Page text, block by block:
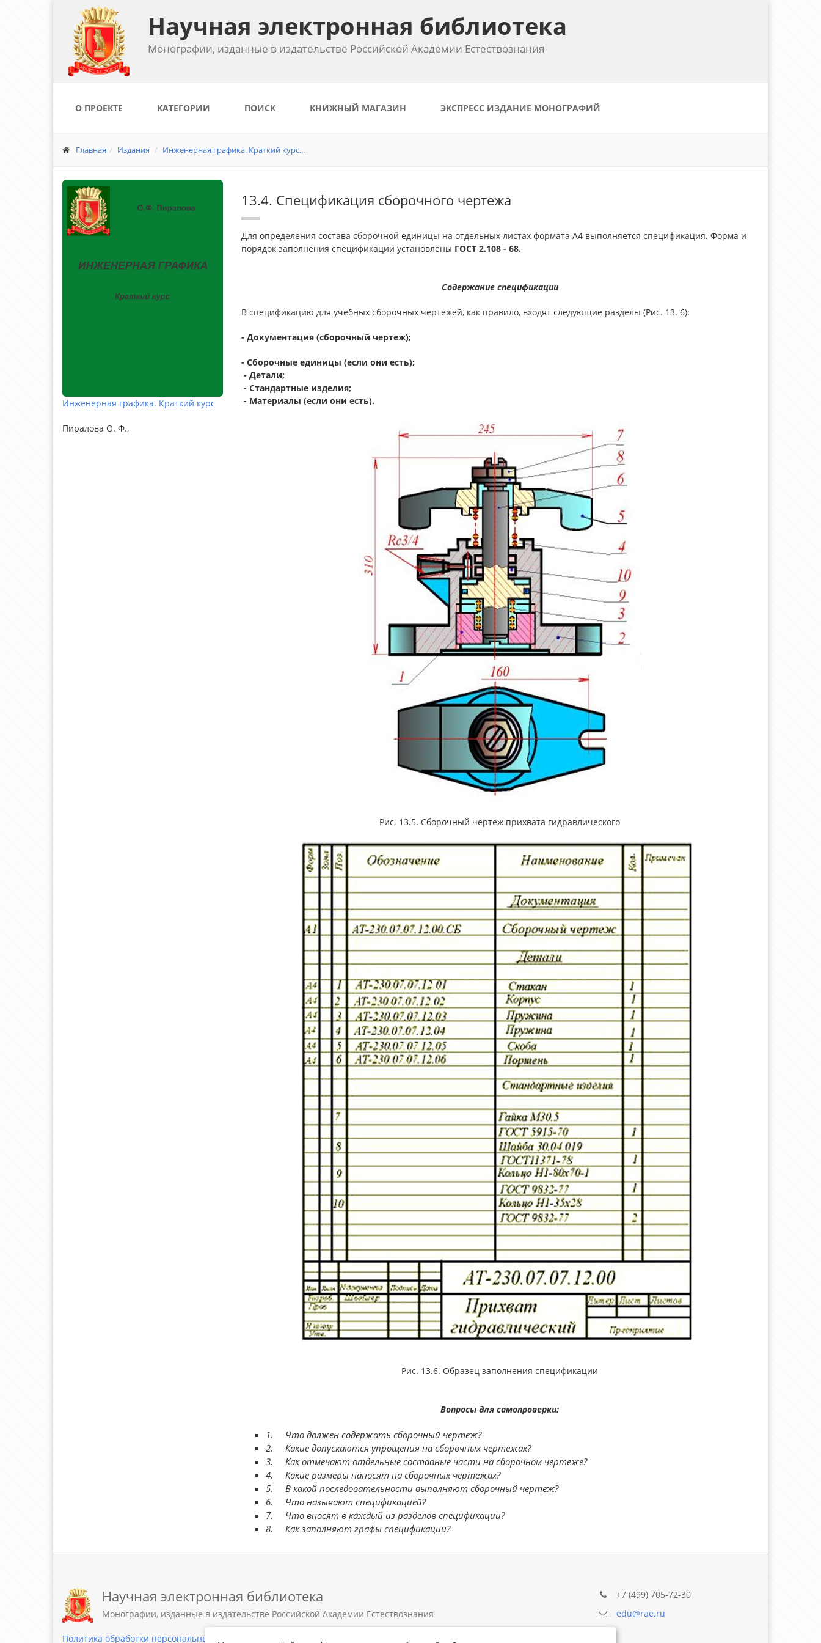
Научная электронная библиотека
Монографии, изданные в издательстве Российской Академии Естествознания
О ПРОЕКТЕ КАТЕГОРИИ ПОИСК КНИЖНЫЙ МАГАЗИН ЭКСПРЕСС ИЗДАНИЕ МОНОГРАФИЙ
Главная Издания Инженерная графика. Краткий курс...
Инженерная графика. Краткий курс
Пиралова О. Ф.,
13.4. Спецификация сборочного чертежа
Для определения состава сборочной единицы на отдельных листах формата А4 выполняется спецификация. Форма и
порядок заполнения спецификации установлены ГОСТ 2.108 - 68.
Содержание спецификации
В спецификацию для учебных сборочных чертежей, как правило, входят следующие разделы (Рис. 13. 6):
- Документация (сборочный чертеж);
- Сборочные единицы (если они есть);
- Детали;
- Стандартные изделия;
- Материалы (если они есть).
Рис. 13.5. Сборочный чертеж прихвата гидравлического
Рис. 13.6. Образец заполнения спецификации
Вопросы для самопроверки:
1.
Что должен содержать сборочный чертеж?
2. Какие допускаются упрощения на сборочных чертежах?
3. Как отмечают отдельные составные части на сборочном чертеже?
4. Какие размеры наносят на сборочных чертежах?
5. В какой последовательности выполняют сборочный чертеж?
6.
Что называют спецификацией?
7.
Что вносят в каждый из разделов спецификации?
8. Как заполняют графы спецификации?
Научная электронная библиотека
Монографии, изданные в издательстве Российской Академии Естествознания
Политика обработки персональных данных
+7 (499) 705-72-30
edu@rae.ru